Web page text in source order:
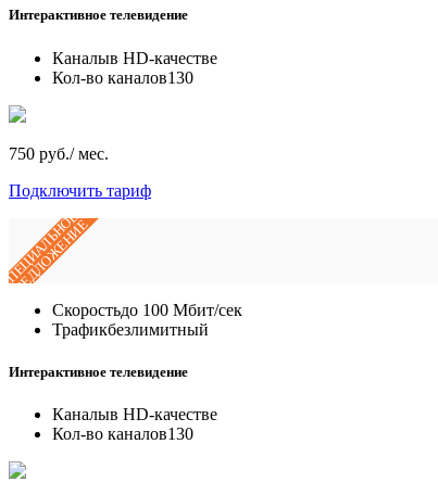
Интерактивное телевидение
Каналыв HD-качестве
Кол-во каналов130
750 руб./ мес.
Подключить тариф
ПРЕДЛОЖЕНИЕ
Скоростьдо 100 Мбит/сек
Трафикбезлимитный
Интерактивное телевидение
Каналыв HD-качестве
Кол-во каналов130